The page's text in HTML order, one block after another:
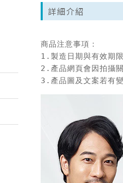
詳細介紹
商品注意事項：
1.製造日期與有效期
2.產品網頁會因拍攝
3.產品圖及文案若有